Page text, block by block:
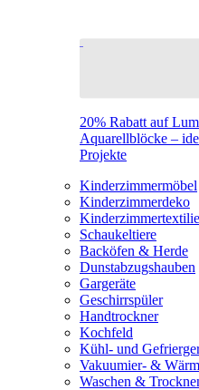
20% Rabatt auf
Aquarellblöcke –
Projekte
Kinderzimmermöbel
Kinderzimmerdeko
Schaukeltiere
Backöfen & Herde
Dunstabzugshauben
Gargeräte
Geschirrspüler
Handtrockner
Kochfeld
Kühl- und
Vakuumier- &
Waschen &